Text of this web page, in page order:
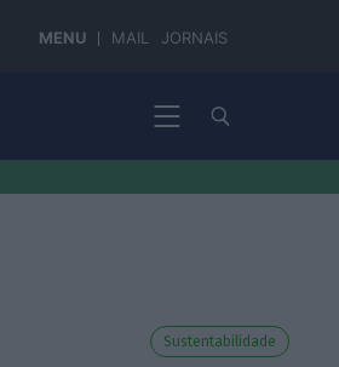
MENU MAIL JORNAIS
Sustentabilidade